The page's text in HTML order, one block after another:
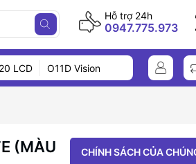
Hỗ trợ 24h
0947.775.973
LCD O11D Vision
(MÀU CHÍNH SÁCH CỦA